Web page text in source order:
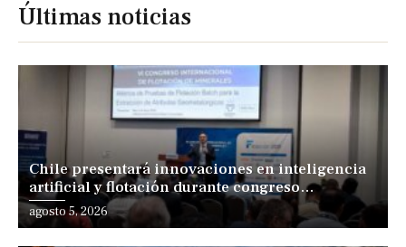
Últimas noticias
Chile presentará innovaciones en inteligencia
artificial y flotación durante congreso
internacional en Lima
agosto 5, 2026